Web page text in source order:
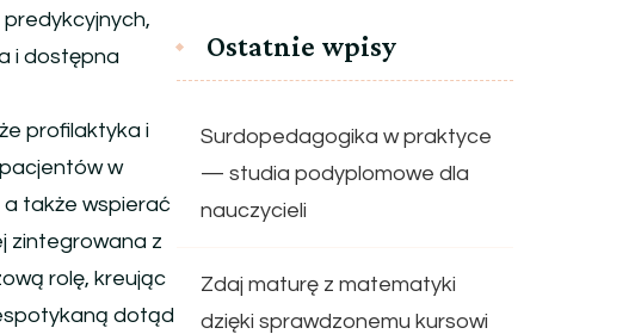
predykcyjnych,
i dostępna
profilaktyka i
w
a także wspierać
zintegrowana z
rolę, kreując
dotąd
Ostatnie wpisy
Surdopedagogika w praktyce
— studia podyplomowe dla
nauczycieli
Zdaj maturę z matematyki
dzięki sprawdzonemu kursowi